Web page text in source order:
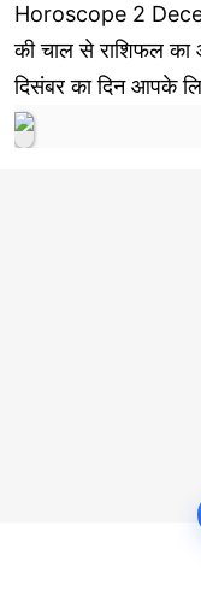
Horoscope 2
की चाल से राशिफल
दिसंबर का दिन आपके